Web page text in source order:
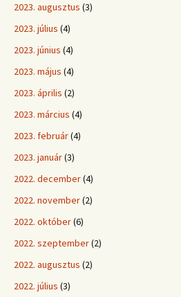
2023. augusztus (3)
2023. július (4)
2023. június (4)
2023. május (4)
2023. április (2)
2023. március (4)
2023. február(4)
2023. január(3)
2022. december(4)
2022. november(2)
2022. október(6)
2022. szeptember(2)
2022. augusztus (2)
2022. július (3)